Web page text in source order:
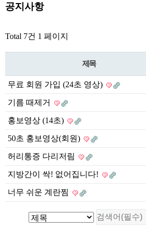
공지사항
Total 7건 1 페이지
제목
무료 회원 가입 (24초 영상)
기름 때제거
홍보영상 (14초)
50초 홍보영상(회원)
허리통증 다리저림
지방간이 싹! 없어집니다!
너무 쉬운 계란찜